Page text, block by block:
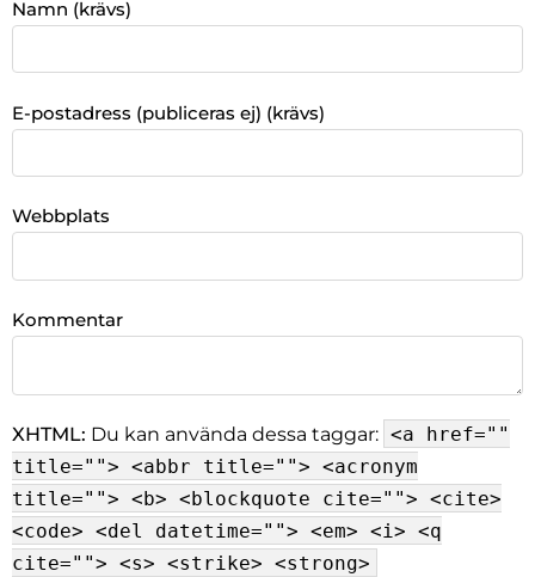
Namn (krävs)
E-postadress (publiceras ej) (krävs)
Webbplats
Kommentar
XHTML: Du kan använda dessa taggar: <a href=""
title=""> <abbr title=""> <acronym
title=""> <b> <blockquote cite=""> <cite>
<code> <del datetime=""> <em> <i> <q
cite=""> <s> <strike> <strong>